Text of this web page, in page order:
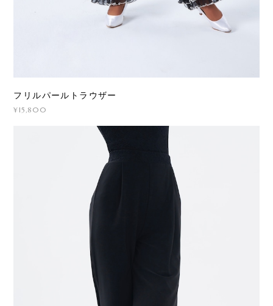
フリルパールトラウザー
¥15,800